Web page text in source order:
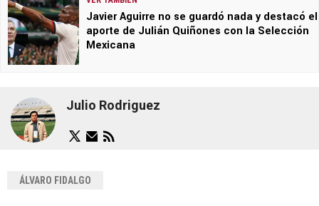
Javier Aguirre no se guardó nada y destacó el
aporte de Julián Quiñones con la Selección
Mexicana
Julio Rodriguez
ÁLVARO FIDALGO